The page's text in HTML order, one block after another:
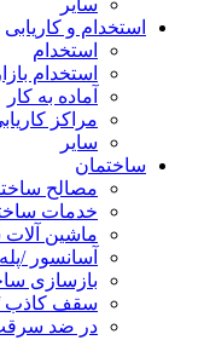
سایر
استخدام و کاریابی
استخدام
استخدام
آماده به کار
مراکز
سایر
ساختمان
مصالح
خدمات
ماشین آلات
آسانسور /
بازسازی
سقف کاذب /
در ضد